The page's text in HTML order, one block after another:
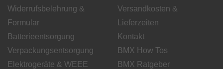
Widerrufsbelehrung &
Formular
Batterieentsorgung
Verpackungsentsorgung
Elektrogeräte & WEEE
Versandkosten &
Lieferzeiten
Kontakt
BMX How Tos
BMX Ratgeber